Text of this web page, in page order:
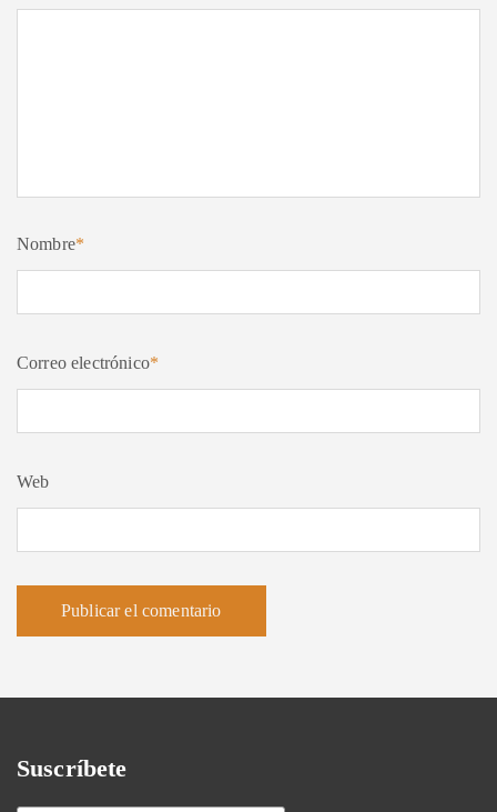
Nombre*
Correo electrónico*
Web
Suscríbete